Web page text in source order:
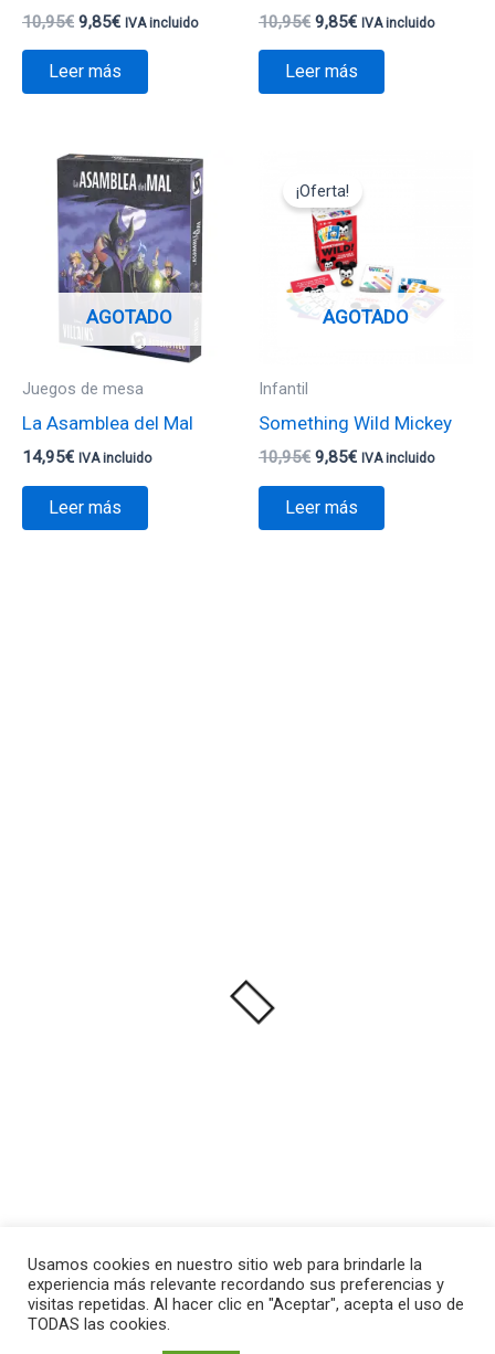
10,95€ 9,85€ IVA incluido
Leer más
10,95€ 9,85€ IVA incluido
Leer más
AGOTADO
Juegos de mesa
La Asamblea del Mal
14,95€ IVA incluido
Leer más
AGOTADO
¡Oferta!
Infantil
Something Wild Mickey
10,95€
precio
original
era:
10,95€.
9,85€
actual
es:
IVA incluido
Leer más
Usamos cookies en nuestro sitio web para brindarle la
experiencia más relevante recordando sus preferencias y
visitas repetidas. Al hacer clic en "Aceptar", acepta el uso de
TODAS las cookies.